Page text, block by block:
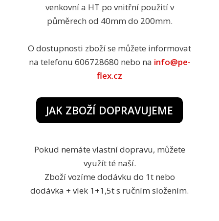
venkovní a HT po vnitřní použití v
půměrech od 40mm do 200mm.
O dostupnosti zboží se můžete informovat
na telefonu 606728680 nebo na info@pe-
flex.cz
JAK ZBOŽÍ DOPRAVUJEME
Pokud nemáte vlastní dopravu, můžete
využít té naší.
Zboží vozíme dodávku do 1t nebo
dodávka + vlek 1+1,5t s ručním složením.